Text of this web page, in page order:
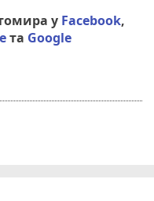
у Facebook,
та Google